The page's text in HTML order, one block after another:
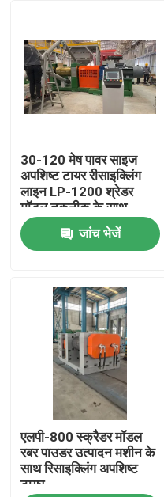
उत्पादों
वीडियो
हमारे बारे में
कारखाना भ्रमण
30-120 मेष पावर साइज
अपशिष्ट टायर रीसाइक्लिंग
लाइन LP-1200 श्रेडर
मॉडल तकनीक के साथ
जांच भेजें
एलपी-800 स्क्रैडर मॉडल
रबर पाउडर उत्पादन मशीन के
साथ रिसाइक्लिंग अपशिष्ट
टायर